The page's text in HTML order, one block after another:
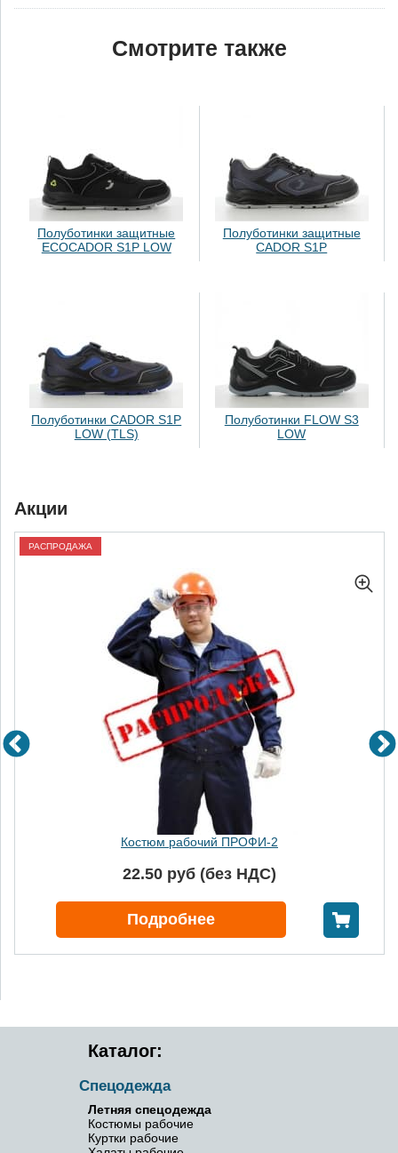
Смотрите также
Полуботинки защитные
ECOCADOR S1P LOW
Полуботинки защитные
CADOR S1P
Полуботинки CADOR S1P
LOW (TLS)
Полуботинки FLOW S3
LOW
Акции
РАСПРОДАЖА
Костюм рабочий ПРОФИ-2
22.50 руб (без НДС)
Подробнее
Каталог:
Спецодежда
Летняя спецодежда
Костюмы рабочие
Куртки рабочие